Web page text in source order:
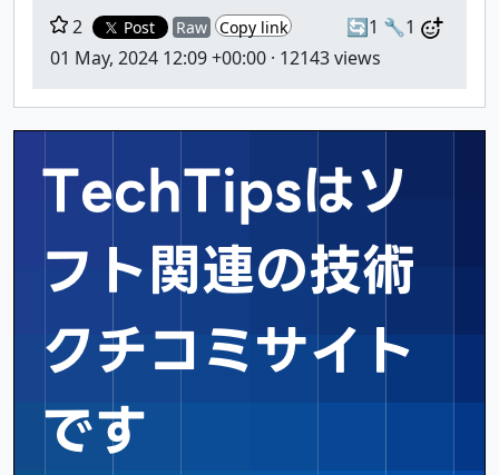
2
Post Raw Copy link 🔄1 🔧1
01 May, 2024 12:09 +00:00 · 12143 views
TechTipsはソ
フト関連の技術
クチコミサイト
です